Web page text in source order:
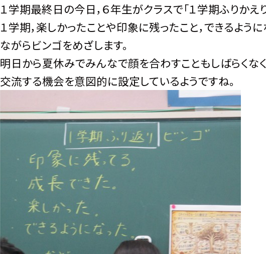
１学期最終日の今日，６年生がクラスで「１学期ふりかえ
１学期，楽しかったことや印象に残ったこと，できるよう
ながらビンゴをめざします。
明日から夏休みでみんなで顔を合わすこともしばらくな
交流する機会を意図的に設定しているようですね。